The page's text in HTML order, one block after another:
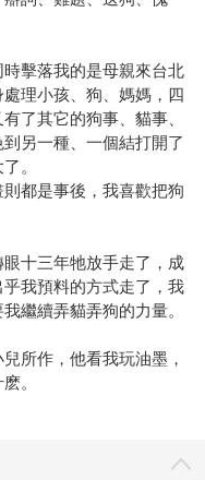
擊落我的是母親來台北
理小孩、狗、媽媽，四
了其它的狗事、貓事、
另一種、一個結打開了
。
都是事後，我喜歡把狗
眼十三年牠放手走了，成
我預料的方式走了，我
繼續弄貓弄狗的力量。
所作，他看我玩油墨，
。